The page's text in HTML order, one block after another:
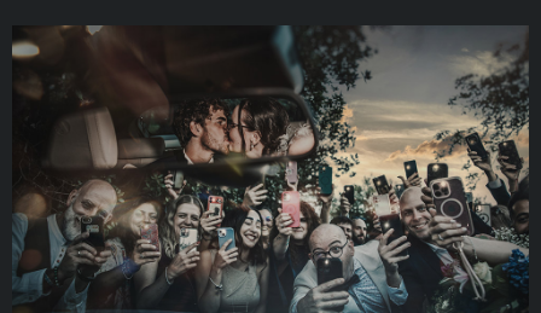
Esplora lacollezione d'album